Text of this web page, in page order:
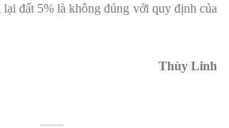
đất 5% là không đúng với quy định của
Thùy Linh